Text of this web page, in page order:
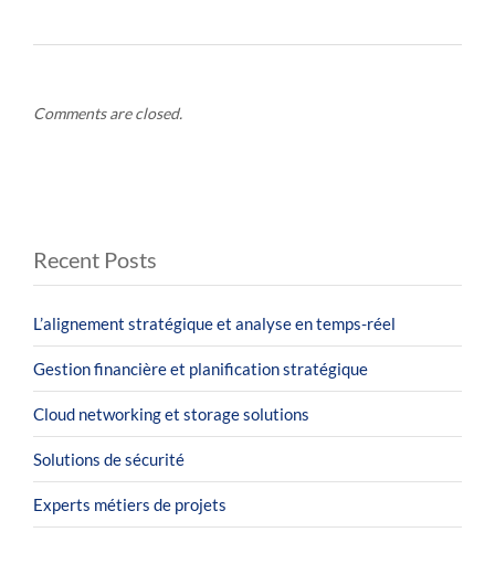
Comments are closed.
Recent Posts
L’alignement stratégique et analyse en temps-réel
Gestion financière et planification stratégique
Cloud networking et storage solutions
Solutions de sécurité
Experts métiers de projets